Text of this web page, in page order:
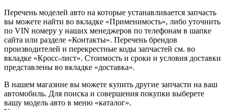
Перечень моделей авто на которые устанавливается запчасть
вы можете найти во вкладке «Применимость», либо уточнить
по VIN номеру у наших менеджеров по телефонам в шапке
сайта или разделе «Контакты». Перечень брендов
производителей и перекрестные коды запчастей см. во
вкладке «Кросс-лист». Стоимость и сроки и условия доставки
представлены во вкладке «доставка».
В нашем магазине вы можете купить другие запчасти на ваш
автомобиль. Для поиска и совершения покупки выберете
вашу модель авто в меню «каталог».